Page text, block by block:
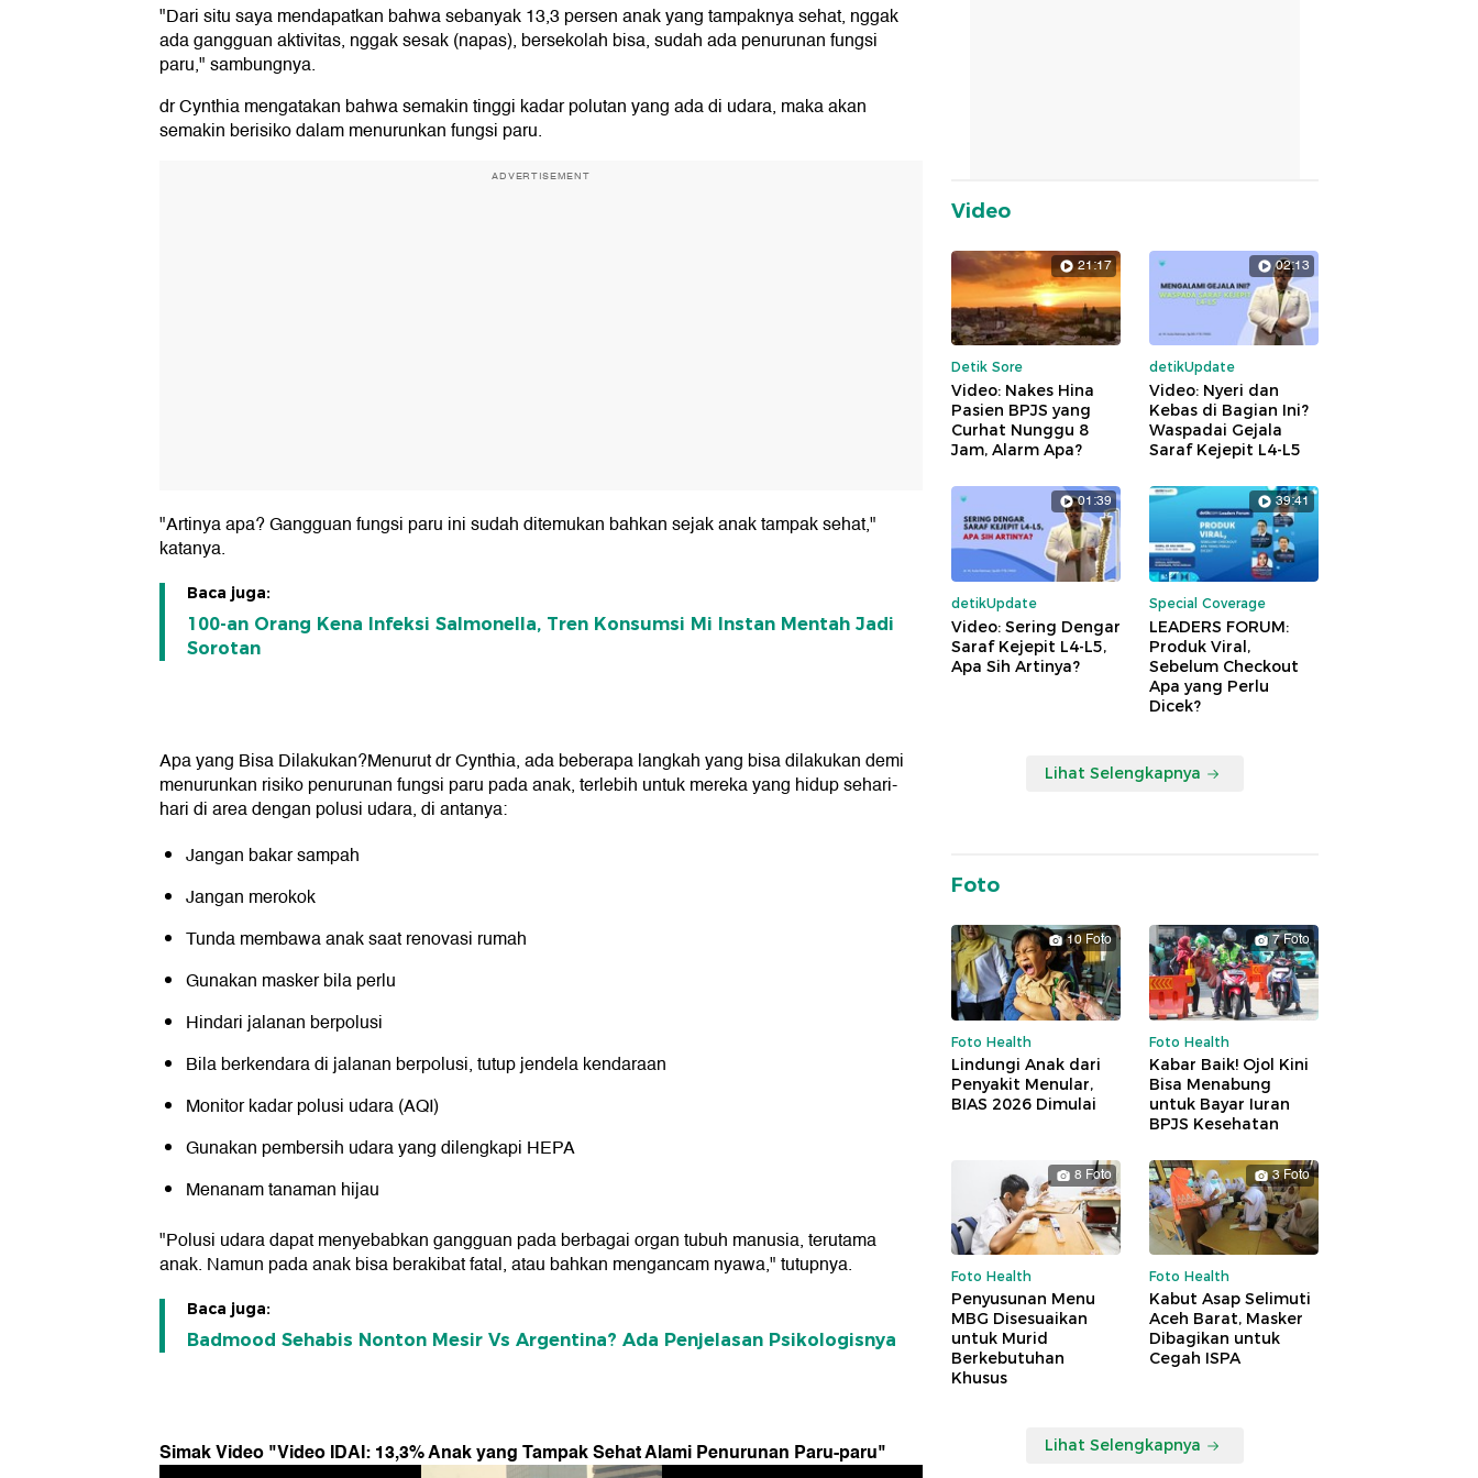
"Dari situ saya mendapatkan bahwa sebanyak 13,3 persen anak yang tampaknya sehat, nggak
ada gangguan aktivitas, nggak sesak (napas), bersekolah bisa, sudah ada penurunan fungsi
paru," sambungnya.
dr Cynthia mengatakan bahwa semakin tinggi kadar polutan yang ada di udara, maka akan
semakin berisiko dalam menurunkan fungsi paru.
ADVERTISEMENT
"Artinya apa? Gangguan fungsi paru ini sudah ditemukan bahkan sejak anak tampak sehat,"
katanya.
Baca juga:
100-an Orang Kena Infeksi Salmonella, Tren Konsumsi Mi Instan Mentah Jadi
Sorotan
Apa yang Bisa Dilakukan?Menurut dr Cynthia, ada beberapa langkah yang bisa dilakukan demi
menurunkan risiko penurunan fungsi paru pada anak, terlebih untuk mereka yang hidup sehari-
hari di area dengan polusi udara, di antanya:
Jangan bakar sampah
Jangan merokok
Tunda membawa anak saat renovasi rumah
Gunakan masker bila perlu
Hindari jalanan berpolusi
Bila berkendara di jalanan berpolusi, tutup jendela kendaraan
Monitor kadar polusi udara (AQI)
Gunakan pembersih udara yang dilengkapi HEPA
Menanam tanaman hijau
"Polusi udara dapat menyebabkan gangguan pada berbagai organ tubuh manusia, terutama
anak. Namun pada anak bisa berakibat fatal, atau bahkan mengancam nyawa," tutupnya.
Baca juga:
Badmood Sehabis Nonton Mesir Vs Argentina? Ada Penjelasan Psikologisnya
Simak Video "Video IDAI: 13,3% Anak yang Tampak Sehat Alami Penurunan Paru-paru"
Video
21:17
Detik Sore
Video: Nakes Hina
Pasien BPJS yang
Curhat Nunggu 8
Jam, Alarm Apa?
02:13
detikUpdate
Video: Nyeri dan
Kebas di Bagian Ini?
Waspadai Gejala
Saraf Kejepit L4-L5
01:39
detikUpdate
Video: Sering Dengar
Saraf Kejepit L4-L5,
Apa Sih Artinya?
39:41
Special Coverage
LEADERS FORUM:
Produk Viral,
Sebelum Checkout
Apa yang Perlu
Dicek?
Lihat Selengkapnya
Foto
10 Foto
Foto Health
Lindungi Anak dari
Penyakit Menular,
BIAS 2026 Dimulai
7 Foto
Foto Health
Kabar Baik! Ojol Kini
Bisa Menabung
untuk Bayar Iuran
BPJS Kesehatan
8 Foto
Foto Health
Penyusunan Menu
MBG Disesuaikan
untuk Murid
Berkebutuhan
Khusus
3 Foto
Foto Health
Kabut Asap Selimuti
Aceh Barat, Masker
Dibagikan untuk
Cegah ISPA
Lihat Selengkapnya